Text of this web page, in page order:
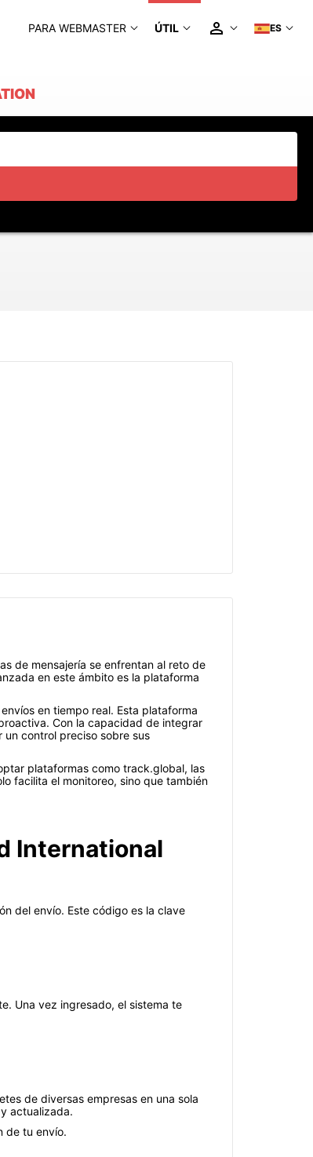
PARA WEBMASTER ÚTIL ES
de mensajería se enfrentan al reto de
en este ámbito es la plataforma
en tiempo real. Esta plataforma
Con la capacidad de integrar
control preciso sobre sus
plataformas como track.global, las
facilita el monitoreo, sino que también
International
del envío. Este código es la clave
Una vez ingresado, el sistema te
de diversas empresas en una sola
actualizada.
de tu envío.